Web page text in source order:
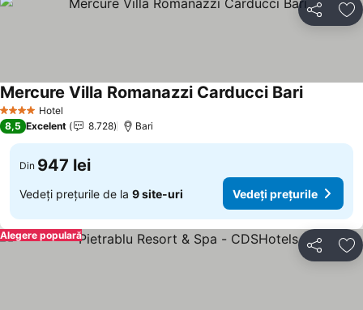
Distribuiți
4 Stele Hotel
Mercure Villa Romanazzi Carducci BariVedeți
8,5 Excelent 8.728 Bari
Din 947 lei
Vedeți prețurile de la 9 site-uri Vedeți prețurile
Distribuiți
Alegere populară